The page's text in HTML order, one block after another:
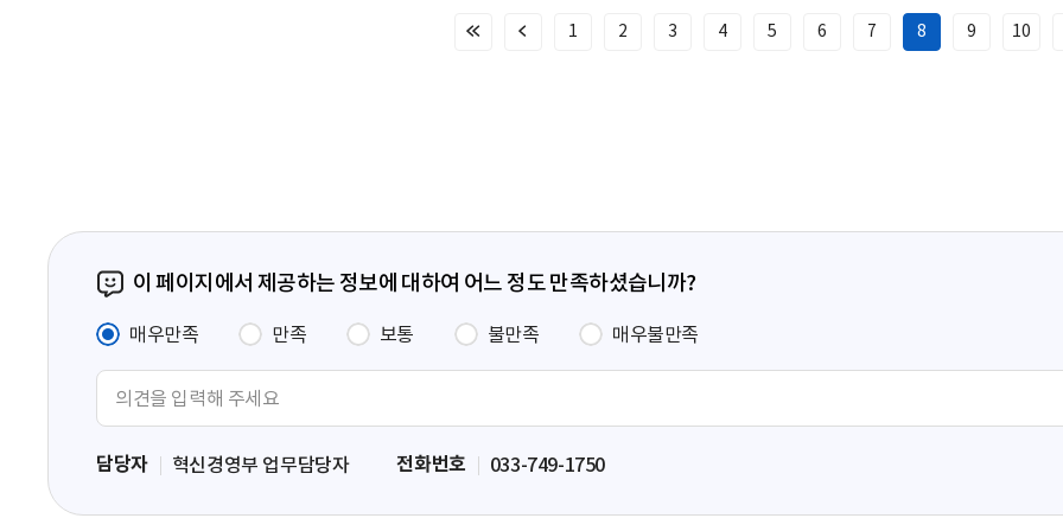
처
이
1 2 3 4 5 6 7 8 9 10
이 페이지에서 제공하는 정보에 대하여 어느 정도 만족하셨습니까?
매우만족 만족 보통 불만족 매우불만족
력
담당자 혁신경영부 업무담당자 전화번호 033-749-1750